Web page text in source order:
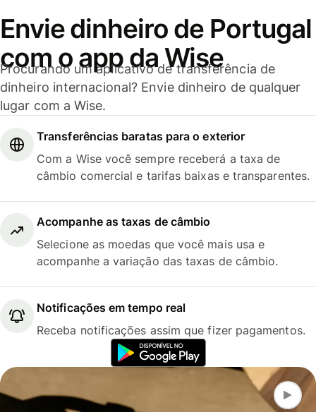
Envie dinheiro de Portugal
com o app da Wise
Procurando um aplicativo de transferência de
dinheiro internacional? Envie dinheiro de qualquer
lugar com a Wise.
Transferências baratas para o exterior
Com a Wise você sempre receberá a taxa de
câmbio comercial e tarifas baixas e transparentes.
Acompanhe as taxas de câmbio
Selecione as moedas que você mais usa e
acompanhe a variação das taxas de câmbio.
Notificações em tempo real
Receba notificações assim que fizer pagamentos.